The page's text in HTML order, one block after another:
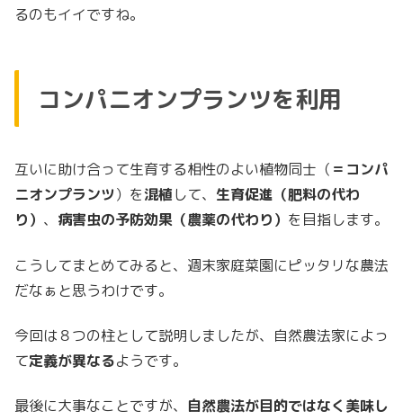
るのもイイですね。
コンパニオンプランツを利用
互いに助け合って生育する相性のよい植物同士（ ＝コンパ
ニオンプランツ）を混植して、 生育促進（肥料の代わ
り） 、 病害虫の予防効果（農薬の代わり） を目指します。
こうしてまとめてみると、週末家庭菜園にピッタリな農法
だなぁと思うわけです。
今回は８つの柱として説明しましたが、自然農法家によっ
て定義が異なるようです。
最後に大事なことですが、 自然農法が目的ではなく美味し